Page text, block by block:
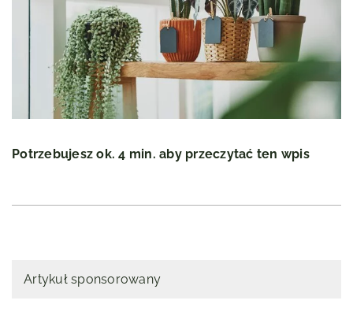
Potrzebujesz ok. 4 min. aby przeczytać ten wpis
Artykuł sponsorowany